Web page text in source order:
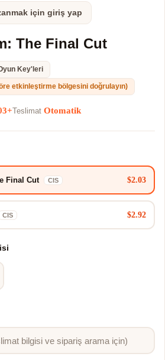
için giriş yap
The Final Cut
Key'leri
etkinleştirme bölgesini doğrulayın)
Teslimat Otomatik
Final Cut CIS $2.03
CIS $2.92